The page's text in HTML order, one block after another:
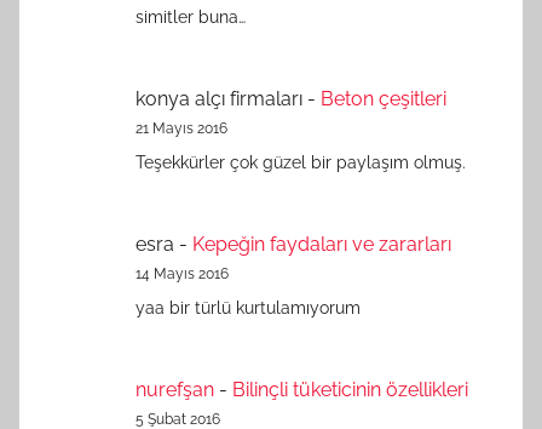
simitler buna…
konya alçı firmaları - Beton çeşitleri
21 Mayıs 2016
Teşekkürler çok güzel bir paylaşım olmuş.
esra - Kepeğin faydaları ve zararları
14 Mayıs 2016
yaa bir türlü kurtulamıyorum
nurefşan - Bilinçli tüketicinin özellikleri
5 Şubat 2016